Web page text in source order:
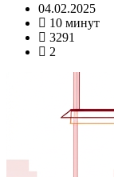
04.02.2025
10 минут
3291
2